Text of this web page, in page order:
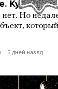
Куда он
Но
5 дней назад